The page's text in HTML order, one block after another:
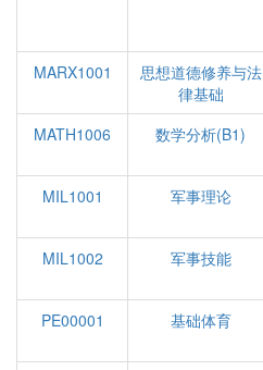
MARX1001
思想道德修养与法
律基础
MATH1006
数学分析(B1)
MIL1001
军事理论
MIL1002
军事技能
PE00001
基础体育